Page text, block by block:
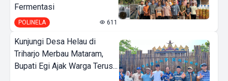
Fermentasi
POLINELA 611
Kunjungi Desa Helau di
Triharjo Merbau Mataram,
Bupati Egi Ajak Warga Terus...